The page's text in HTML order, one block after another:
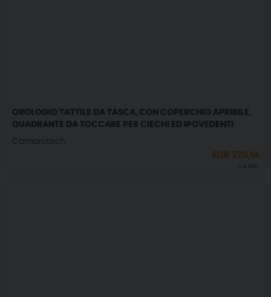
OROLOGIO TATTILE DA TASCA, CON COPERCHIO APRIBILE,
QUADRANTE DA TOCCARE PER CIECHI ED IPOVEDENTI
Cambratech
EUR 270,14
IVA incl.